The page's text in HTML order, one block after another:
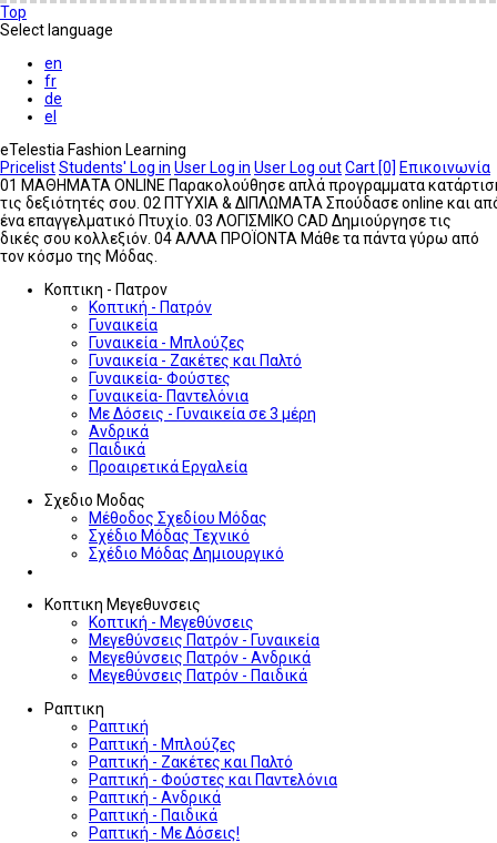
Top
Select language
en
fr
de
el
eTelestia Fashion Learning
PricelistStudents' Log in User Log in User Log outCart [0] Επικοινωνία
01 ΜΑΘΗΜΑΤΑ ONLINE Παρακολούθησε απλά προγραμματα
τις δεξιότητές σου. 02 ΠΤΥΧΙΑ & ΔΙΠΛΩΜΑΤΑ Σπούδασε online και
ένα επαγγελματικό Πτυχίο. 03 ΛΟΓΙΣΜΙΚΟ CAD Δημιούργησε τις
δικές σου κολλεξιόν. 04ΑΛΛΑ ΠΡΟΪΟΝΤΑ Μάθε τα πάντα γύρω από
τον κόσμο της Μόδας.
Κοπτικη - Πατρον
Κοπτική - Πατρόν
Γυναικεία
Γυναικεία - Μπλούζες
Γυναικεία - Ζακέτες και Παλτό
Γυναικεία- Φούστες
Γυναικεία- Παντελόνια
Με Δόσεις - Γυναικεία σε 3 μέρη
Ανδρικά
Παιδικά
Προαιρετικά Εργαλεία
Σχεδιο Μοδας
Μέθοδος Σχεδίου Μόδας
Σχέδιο Μόδας Τεχνικό
Σχέδιο Μόδας Δημιουργικό
Κοπτικη Μεγεθυνσεις
Κοπτική - Μεγεθύνσεις
Μεγεθύνσεις Πατρόν - Γυναικεία
Μεγεθύνσεις Πατρόν - Ανδρικά
Μεγεθύνσεις Πατρόν - Παιδικά
Ραπτικη
Ραπτική
Ραπτική - Μπλούζες
Ραπτική - Ζακέτες και Παλτό
Ραπτική - Φούστες και Παντελόνια
Ραπτική - Ανδρικά
Ραπτική - Παιδικά
Ραπτική - Με Δόσεις!